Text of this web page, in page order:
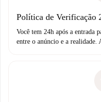
Política de Verificação
Você tem 24h após a entrada
entre o anúncio e a realidade.